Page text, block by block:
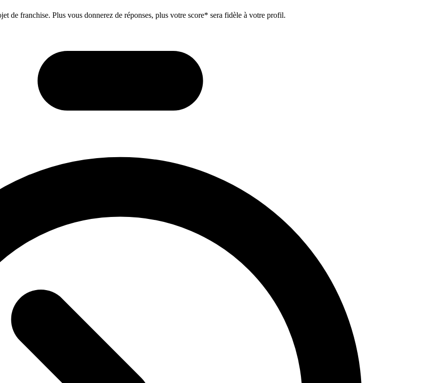
de franchise. Plus vous donnerez de réponses, plus votre score* sera fidèle à votre profil.